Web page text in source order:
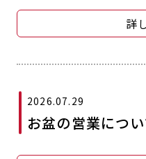
オプション料金
店舗情報・サービス
店舗へのお問い合わせ
クレジットカードで入会する
入会を悩まれている方へトップ
キャンペーン
JOYFIT総合トップ
詳
2026.07.29
お盆の営業につ